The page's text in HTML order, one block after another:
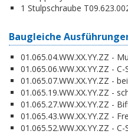
1 Stulpschraube
Baugleiche
01.065.04.WW.XX.YY.ZZ -
01.065.06.WW.XX.YY.ZZ -
01.065.07.WW.XX.YY.ZZ -
01.065.19.WW.XX.YY.ZZ -
01.065.27.WW.XX.YY.ZZ -
01.065.43.WW.XX.YY.ZZ -
01.065.52.WW.XX.YY.ZZ -